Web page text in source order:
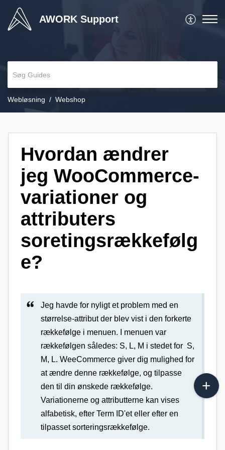
AWORK Support
Webløsning Webshop
Hvordan ændrer
jeg WooCommerce-
variationer og
attributers
soretingsrækkefølg
e?
Jeg havde for nyligt et problem med en
størrelse-attribut der blev vist i den forkerte
rækkefølge i menuen. I menuen var
rækkefølgen således: S, L, M i stedet for S,
M, L. WeeCommerce giver dig mulighed for
at ændre denne rækkefølge, og tilpasse
den til din ønskede rækkefølge.
Variationerne og attributterne kan vises
alfabetisk, efter Term ID'et eller efter en
tilpasset sorteringsrækkefølge.